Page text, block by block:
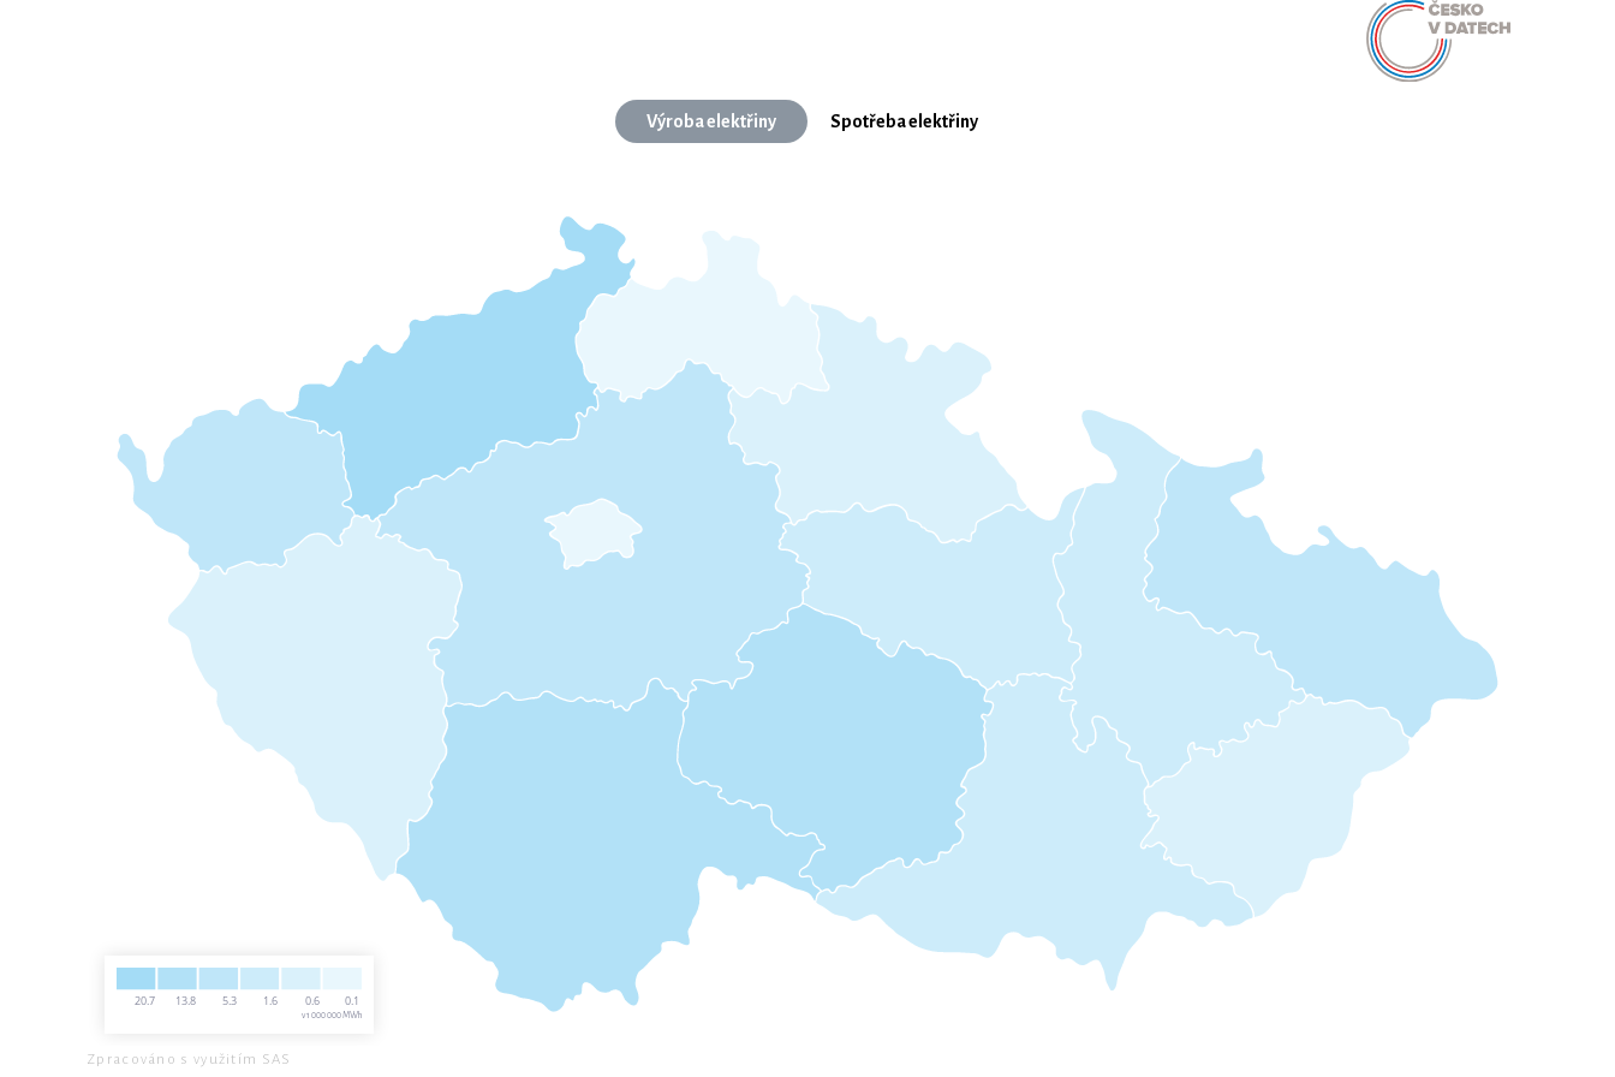
20.7 13.8 5.3 1.6 0.6 0.1
v 1 000 000 MWh
Výroba elektřiny Spotřeba elektřiny